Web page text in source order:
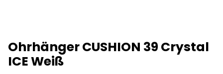
Ohrhänger CUSHION 39 Crystal
ICE Weiß